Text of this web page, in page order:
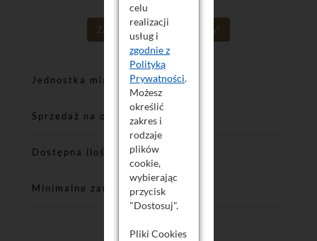
Zaloguj się aby poznać ceny!
Jednostka miary
Sprzedaż na opakowania
Dostępna ilość
Minimalne zamówienie
celu
realizacji
usług i
zgodnie z
Polityką
Prywatności.
Możesz
określić
zakres i
rodzaje
plików
cookie,
wybierając
przycisk
"Dostosuj".
Pliki Cookies